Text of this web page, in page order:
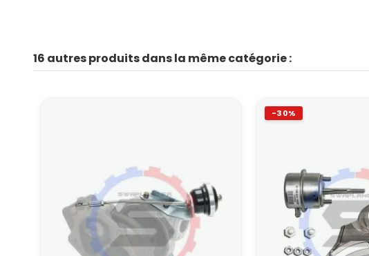
16 autres produits dans la même catégorie :
-30%